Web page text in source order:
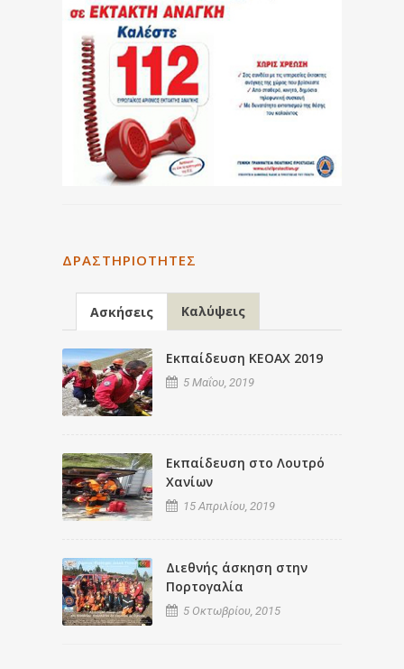
ΔΡΑΣΤΗΡΙΌΤΗΤΕΣ
Ασκήσεις Καλύψεις
Εκπαίδευση ΚΕΟΑΧ 2019
5 Μαΐου, 2019
Εκπαίδευση στο Λουτρό
Χανίων
15 Απριλίου, 2019
Διεθνής άσκηση στην
Πορτογαλία
5 Οκτωβρίου, 2015